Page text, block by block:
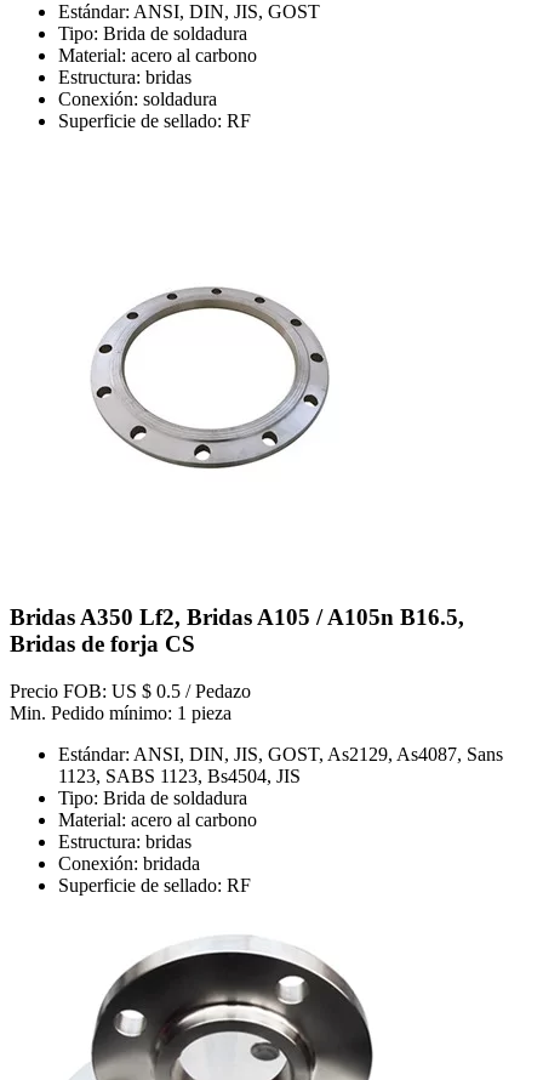
Estándar: ANSI, DIN, JIS, GOST
Tipo: Brida de soldadura
Material: acero al carbono
Estructura: bridas
Conexión: soldadura
Superficie de sellado: RF
Bridas A350 Lf2, Bridas A105 / A105n B16.5,
Bridas de forja CS
Precio FOB: US $ 0.5 / Pedazo
Min. Pedido mínimo: 1 pieza
Estándar: ANSI, DIN, JIS, GOST, As2129, As4087, Sans
1123, SABS 1123, Bs4504, JIS
Tipo: Brida de soldadura
Material: acero al carbono
Estructura: bridas
Conexión: bridada
Superficie de sellado: RF